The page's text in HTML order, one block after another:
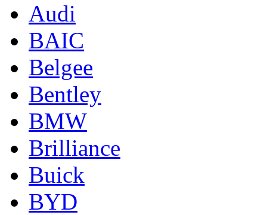
Audi
BAIC
Belgee
Bentley
BMW
Brilliance
Buick
BYD